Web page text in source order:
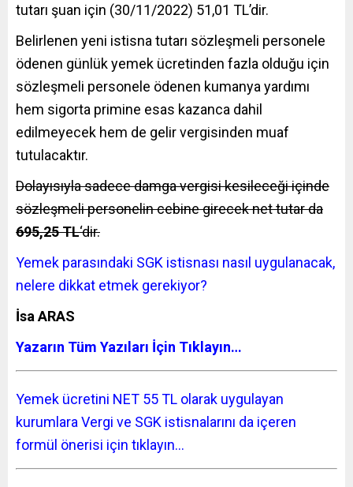
tutarı şuan için (30/11/2022) 51,01 TL’dir.
Belirlenen yeni istisna tutarı sözleşmeli personele
ödenen günlük yemek ücretinden fazla olduğu için
sözleşmeli personele ödenen kumanya yardımı
hem sigorta primine esas kazanca dahil
edilmeyecek hem de gelir vergisinden muaf
tutulacaktır.
Dolayısıyla sadece damga vergisi kesileceği içinde
sözleşmeli personelin cebine girecek net tutar da
695,25 TL‘dir.
Yemek parasındaki SGK istisnası nasıl uygulanacak,
nelere dikkat etmek gerekiyor?
İsa ARAS
Yazarın Tüm Yazıları İçin Tıklayın…
Yemek ücretini NET 55 TL olarak uygulayan
kurumlara Vergi ve SGK istisnalarını da içeren
formül önerisi için tıklayın…